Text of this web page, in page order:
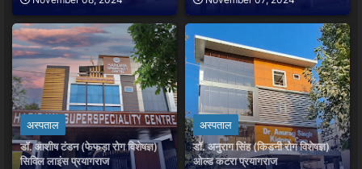
अस्पताल
डॉ. आशीष टंडन (फेफड़ा रोग विशेषज्ञ)
सिविल लाइंस प्रयागराज
अस्पताल
डॉ. अनुराग सिंह (किडनी रोग विशेषज्ञ)
ओल्ड कटरा प्रयागराज